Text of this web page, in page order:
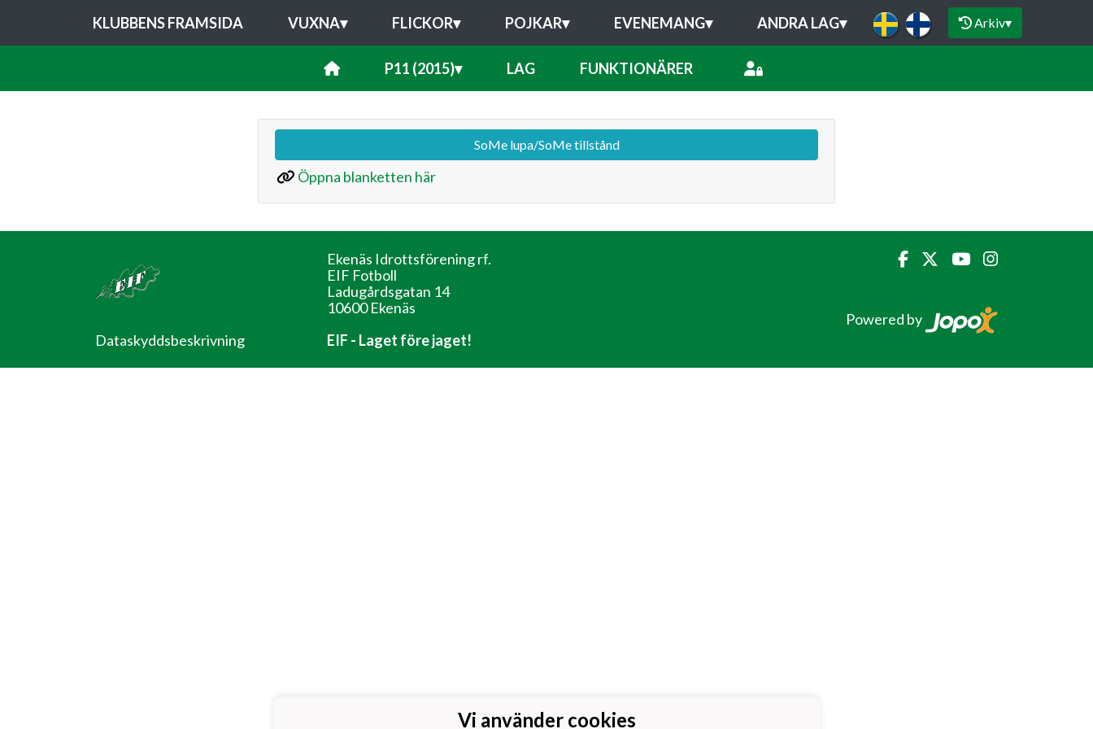
KLUBBENS FRAMSIDA VUXNA▾ FLICKOR▾ POJKAR▾ EVENEMANG▾ ANDRA LAG▾ Arkiv▾
P11 (2015)▾ LAG FUNKTIONÄRER
SoMe lupa/SoMe tillstånd
Öppna blanketten här
Dataskyddsbeskrivning
Ekenäs Idrottsförening rf.
EIF Fotboll
Ladugårdsgatan 14
10600 Ekenäs
EIF - Laget före jaget!
Powered by
Vi använder cookies